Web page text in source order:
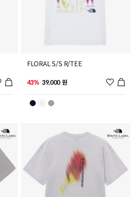
위시리스트 추가
FLORAL S/S R/TEE
39,000 원
43% 위시